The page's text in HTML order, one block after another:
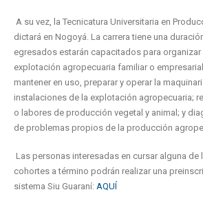
A su vez, la Tecnicatura Universitaria en
dictará en Nogoyá. La carrera tiene una
egresados estarán capacitados para organizar
explotación agropecuaria familiar o
mantener en uso, preparar y operar la
instalaciones de la explotación agropecuaria;
o labores de producción vegetal y animal; y
de problemas propios de la producción
Las personas interesadas en cursar alguna de
cohortes a término podrán realizar una
sistema Siu Guaraní: AQUÍ